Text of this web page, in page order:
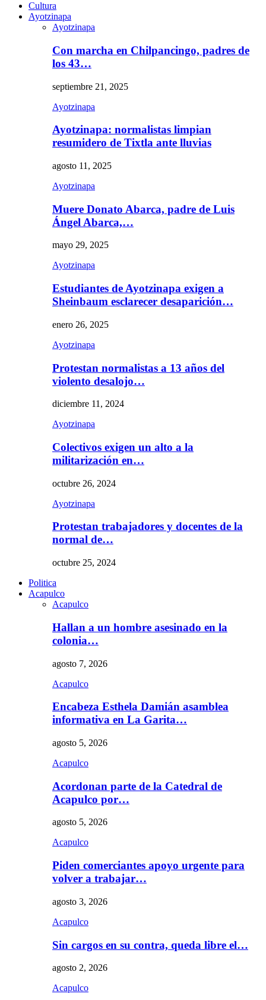
Cultura
Ayotzinapa
Ayotzinapa
Con marcha en Chilpancingo, padres de
los 43…
septiembre 21, 2025
Ayotzinapa
Ayotzinapa: normalistas limpian
resumidero de Tixtla ante lluvias
agosto 11, 2025
Ayotzinapa
Muere Donato Abarca, padre de Luis
Ángel Abarca,…
mayo 29, 2025
Ayotzinapa
Estudiantes de Ayotzinapa exigen a
Sheinbaum esclarecer desaparición…
enero 26, 2025
Ayotzinapa
Protestan normalistas a 13 años del
violento desalojo…
diciembre 11, 2024
Ayotzinapa
Colectivos exigen un alto a la
militarización en…
octubre 26, 2024
Ayotzinapa
Protestan trabajadores y docentes de la
normal de…
octubre 25, 2024
Politica
Acapulco
Acapulco
Hallan a un hombre asesinado en la
colonia…
agosto 7, 2026
Acapulco
Encabeza Esthela Damián asamblea
informativa en La Garita…
agosto 5, 2026
Acapulco
Acordonan parte de la Catedral de
Acapulco por…
agosto 5, 2026
Acapulco
Piden comerciantes apoyo urgente para
volver a trabajar…
agosto 3, 2026
Acapulco
Sin cargos en su contra, queda libre el…
agosto 2, 2026
Acapulco